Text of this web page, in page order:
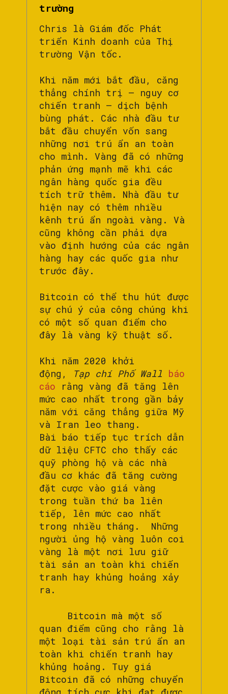
trường
Chris là Giám đốc Phát
triển Kinh doanh của Thị
trường Vận tốc.
Khi năm mới bắt đầu, căng
thẳng chính trị – nguy cơ
chiến tranh – dịch bệnh
bùng phát. Các nhà đầu tư
bắt đầu chuyển vốn sang
những nơi trú ẩn an toàn
cho mình. Vàng đã có những
phản ứng mạnh mẽ khi các
ngân hàng quốc gia đều
tích trữ thêm. Nhà đầu tư
hiện nay có thêm nhiều
kênh trú ẩn ngoài vàng. Và
cũng không cần phải dựa
vào định hướng của các ngân
hàng hay các quốc gia như
trước đây.
Bitcoin có thể thu hút được
sự chú ý của công chúng khi
có một số quan điểm cho
đây là vàng kỹ thuật số.
Khi năm 2020 khởi
động,
Tạp chí Phố Wall báo
cáo rằng vàng đã tăng lên
mức cao nhất trong gần bảy
năm với căng thẳng giữa Mỹ
và Iran leo thang.
Bài báo tiếp tục trích dẫn
dữ liệu CFTC cho thấy các
quỹ phòng hộ và các nhà
đầu cơ khác đã tăng cường
đặt cược vào giá vàng
trong tuần thứ ba liên
tiếp, lên mức cao nhất
trong nhiều tháng. Những
người ủng hộ vàng luôn coi
vàng là một nơi lưu giữ
tài sản an toàn khi chiến
tranh hay khủng hoảng xảy
ra.
Bitcoin mà một số
quan điểm cũng cho rằng là
một loại tài sản trú ẩn an
toàn khi chiến tranh hay
khủng hoảng. Tuy giá
Bitcoin đã có những chuyển